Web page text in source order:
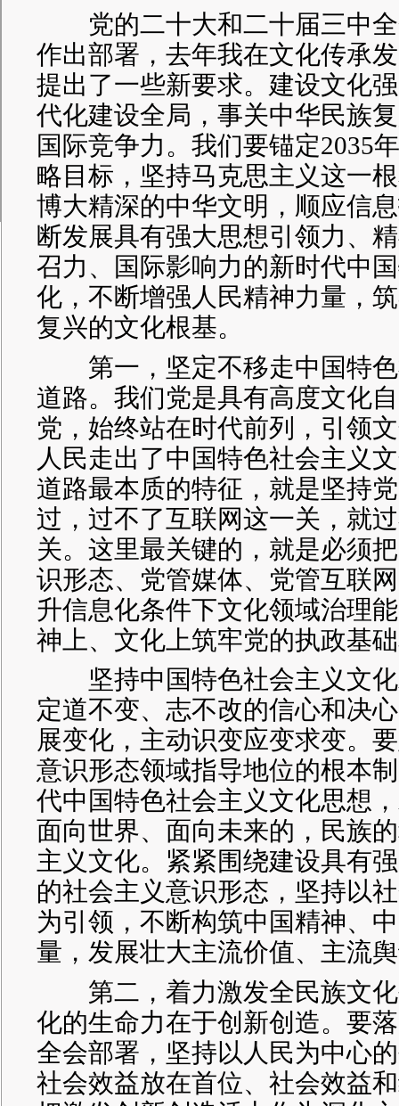
党的二十大和二十届三中全
作出部署，去年我在文化传承
提出了一些新要求。建设文化
代化建设全局，事关中华民族
国际竞争力。我们要锚定2035
略目标，坚持马克思主义这一
博大精深的中华文明，顺应信
断发展具有强大思想引领力、
召力、国际影响力的新时代中
化，不断增强人民精神力量，
复兴的文化根基。
第一，坚定不移走中国特色
道路。我们党是具有高度文化
党，始终站在时代前列，引领
人民走出了中国特色社会主义
道路最本质的特征，就是坚持
过，过不了互联网这一关，就
关。这里最关键的，就是必须
识形态、党管媒体、党管互联
升信息化条件下文化领域治理
神上、文化上筑牢党的执政基
坚持中国特色社会主义文化
定道不变、志不改的信心和决
展变化，主动识变应变求变。
意识形态领域指导地位的根本
代中国特色社会主义文化思想
面向世界、面向未来的，民族
主义文化。紧紧围绕建设具有
的社会主义意识形态，坚持以
为引领，不断构筑中国精神、
量，发展壮大主流价值、主流
第二，着力激发全民族文化
化的生命力在于创新创造。要
全会部署，坚持以人民为中心
社会效益放在首位、社会效益